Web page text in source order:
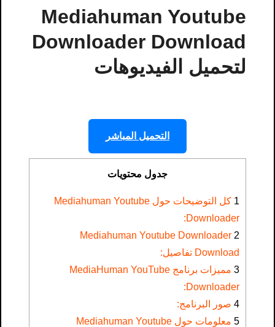
Mediahuman Youtube
Downloader Download
لتحميل الفيديوهات
التحميل المباشر
جدول محتويات
1
كل التوضيحات حول Mediahuman Youtube
Downloader​:
2
Mediahuman Youtube Downloader
Download تفاصيل:
3
مميزات برنامج MediaHuman YouTube
Downloader:
4 صور البرنامج:
5
معلومات حول Mediahuman Youtube